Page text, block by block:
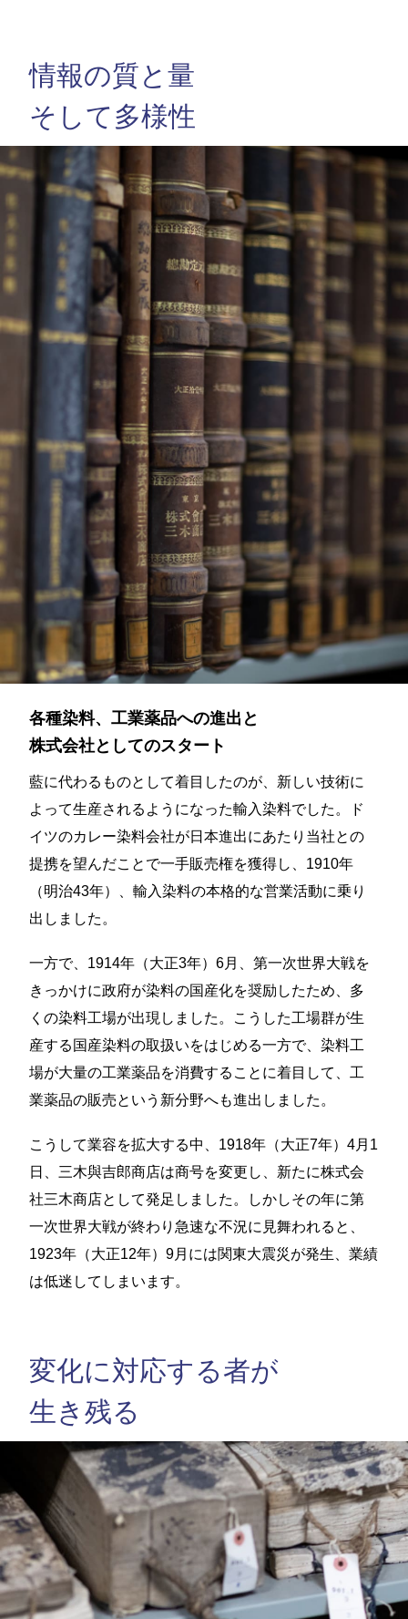
情報の質と量
そして多様性
各種染料、工業薬品への進出と
株式会社としてのスタート
藍に代わるものとして着目したのが、新しい技術に
よって生産されるようになった輸入染料でした。ド
イツのカレー染料会社が日本進出にあたり当社との
提携を望んだことで一手販売権を獲得し、1910年
（明治43年）、輸入染料の本格的な営業活動に乗り
出しました。
一方で、1914年（大正3年）6月、第一次世界大戦を
きっかけに政府が染料の国産化を奨励したため、多
くの染料工場が出現しました。こうした工場群が生
産する国産染料の取扱いをはじめる一方で、染料工
場が大量の工業薬品を消費することに着目して、工
業薬品の販売という新分野へも進出しました。
こうして業容を拡大する中、1918年（大正7年）4月1
日、三木與吉郎商店は商号を変更し、新たに株式会
社三木商店として発足しました。しかしその年に第
一次世界大戦が終わり急速な不況に見舞われると、
1923年（大正12年）9月には関東大震災が発生、業績
は低迷してしまいます。
変化に対応する者が
生き残る